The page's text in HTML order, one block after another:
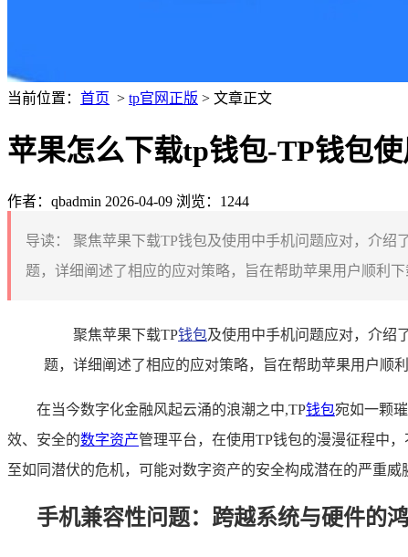
当前位置： 首页 > tp官网正版 > 文章正文
苹果怎么下载tp钱包-TP钱包
作者：qbadmin 2026-04-09 浏览：1244
导读：
聚焦苹果下载TP钱包及使用中手机问题应对，介绍
题，详细阐述了相应的应对策略，旨在帮助苹果用户顺利
聚焦苹果下载TP钱包及使用中手机问题应对，介绍
题，详细阐述了相应的应对策略，旨在帮助苹果用户顺
在当今数字化金融风起云涌的浪潮之中,TP钱包宛如一颗
效、安全的数字资产管理平台，在使用TP钱包的漫漫征程中
至如同潜伏的危机，可能对数字资产的安全构成潜在的严重威
手机兼容性问题：跨越系统与硬件的